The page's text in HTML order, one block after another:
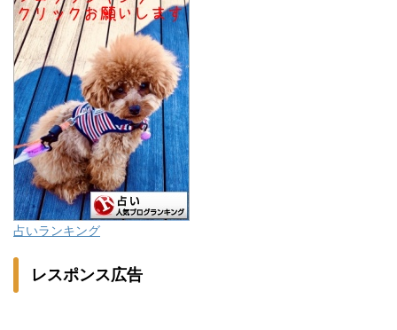
占いランキング
レスポンス広告